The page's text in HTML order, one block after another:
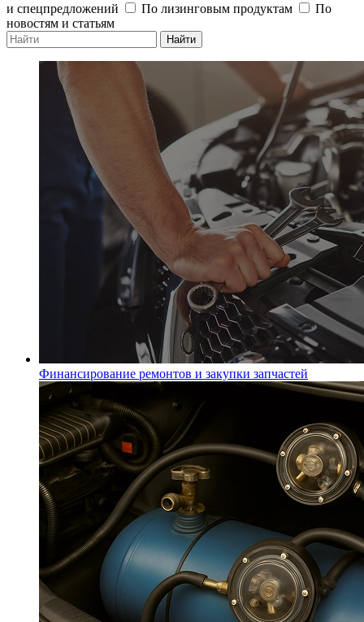
и спецпредложений
По лизинговым продуктам
По
новостям и статьям
Найти
Финансирование ремонтов и закупки запчастей